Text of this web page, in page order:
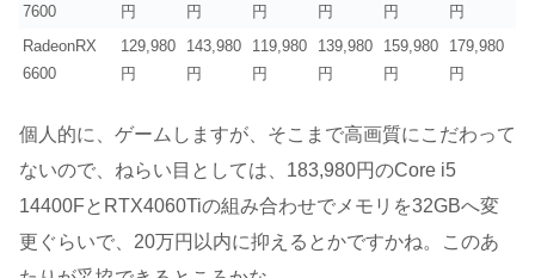
7600
円
円
円
円
円
円
RadeonRX
6600
129,980
円
143,980
円
119,980
円
139,980
円
159,980
円
179,980
円
個人的に、ゲームしますが、そこまで高画質にこだわって
ないので、ねらい目としては、183,980円のCore i5
14400FとRTX4060Tiの組み合わせでメモリを32GBへ変
更ぐらいで、20万円以内に抑えるとかですかね。このあ